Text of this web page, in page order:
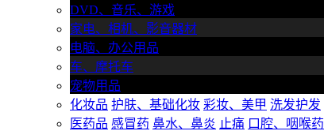
DVD、音乐、游戏
家电、相机、影音器材
电脑、办公用品
车、摩托车
宠物用品
化妆品 护肤、基础化妆 彩妆、美甲 洗发护发
医药品 感冒药 鼻水、鼻炎 止痛 口腔、咽喉药